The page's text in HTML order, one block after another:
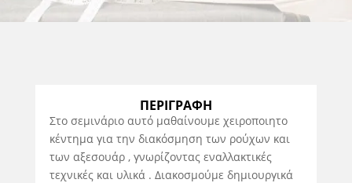
ΠΕΡΙΓΡΑΦΗ
Στο σεμινάριο αυτό μαθαίνουμε χειροποιητο
κέντημα για την διακόσμηση των ρούχων και
των αξεσουάρ , γνωρίζοντας εναλλακτικές
τεχνικές και υλικά . Διακοσμούμε δημιουργικά